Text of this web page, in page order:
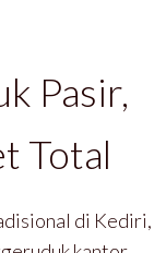
Pasir,
Total
di Kediri,